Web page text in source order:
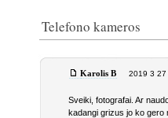
Telefono kameros
Karolis B 2019 3 27
Sveiki, fotografai. Ar
kadangi grizus jo ko